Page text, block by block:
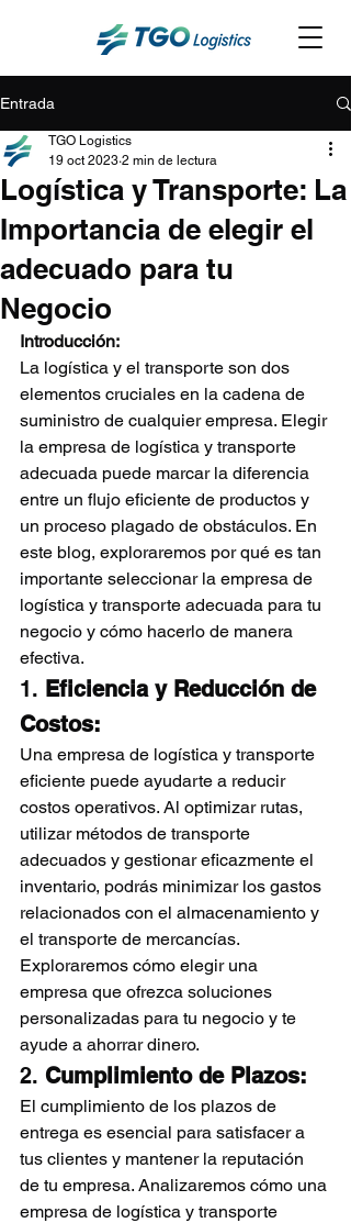
Entrada
Logística y Transporte: La
Importancia de elegir el
adecuado para tu
Negocio
TGO Logistics
19 oct 2023 2 min de lectura
Introducción:
La logística y el transporte son dos
elementos cruciales en la cadena de
suministro de cualquier empresa. Elegir
la empresa de logística y transporte
adecuada puede marcar la diferencia
entre un flujo eficiente de productos y
un proceso plagado de obstáculos. En
este blog, exploraremos por qué es tan
importante seleccionar la empresa de
logística y transporte adecuada para tu
negocio y cómo hacerlo de manera
efectiva.
1. Eficiencia y Reducción de
Costos:
Una empresa de logística y transporte
eficiente puede ayudarte a reducir
costos operativos. Al optimizar rutas,
utilizar métodos de transporte
adecuados y gestionar eficazmente el
inventario, podrás minimizar los gastos
relacionados con el almacenamiento y
el transporte de mercancías.
Exploraremos cómo elegir una
empresa que ofrezca soluciones
personalizadas para tu negocio y te
ayude a ahorrar dinero.
2. Cumplimiento de Plazos:
El cumplimiento de los plazos de
entrega es esencial para satisfacer a
tus clientes y mantener la reputación
de tu empresa. Analizaremos cómo una
empresa de logística y transporte